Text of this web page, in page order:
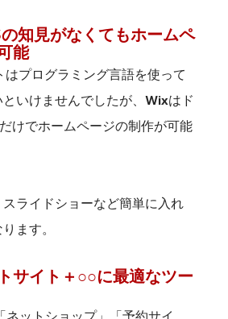
の知見がなくてもホームペ
能
プログラミング言語を使って
いけませんでしたが、Wixはド
けでホームページの制作が可能
ライドショーなど簡単に入れ
ます。
サイト＋○○に最適なツー
ットショップ」「予約サイ